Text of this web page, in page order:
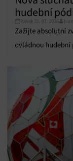
údajů, Propojení
zařízení na základě
informací.
Zajištění
zobrazování
voleb ochrany
hudební
Pátek 31. 07. 2026 Ivana
Zažijte absolutní
ovládnou